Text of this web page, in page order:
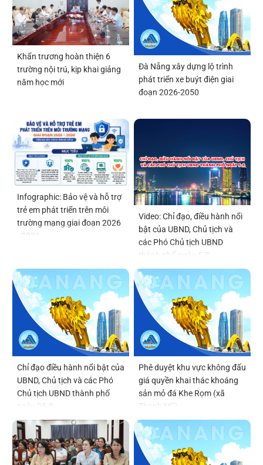
Khẩn trương hoàn thiện 6
trường nội trú, kịp khai giảng
năm học mới
Đà Nẵng xây dựng lộ trình
phát triển xe buýt điện giai
đoạn 2026-2050
Infographic: Bảo vệ và hỗ trợ
trẻ em phát triển trên môi
trường mạng giai đoạn 2026
- 2031
Video: Chỉ đạo, điều hành nổi
bật của UBND, Chủ tịch và
các Phó Chủ tịch UBND
thành phố ngày 5-8
Chỉ đạo điều hành nổi bật của
UBND, Chủ tịch và các Phó
Chủ tịch UBND thành phố
ngày 05-8
Phê duyệt khu vực không đấu
giá quyền khai thác khoáng
sản mỏ đá Khe Rọm (xã
Thạnh Mỹ)